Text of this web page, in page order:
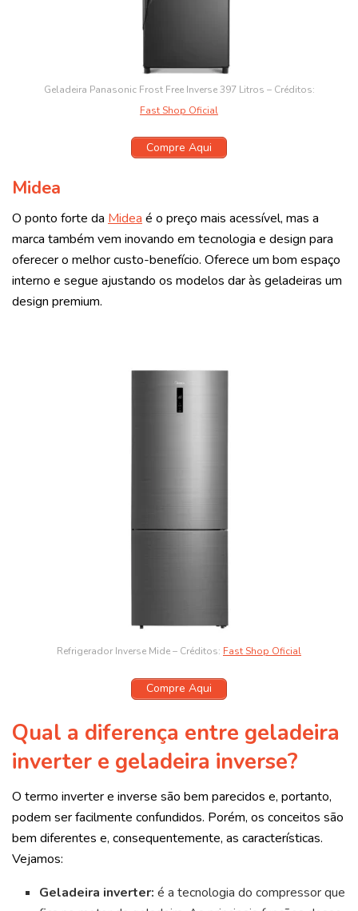
Geladeira Panasonic Frost Free Inverse 397 Litros – Créditos:
Fast Shop Oficial
Compre Aqui
Midea
O ponto forte da Mideaé o preço mais acessível, mas a
marca também vem inovando em tecnologia e design para
oferecer o melhor custo-benefício. Oferece um bom espaço
interno e segue ajustando os modelos dar às geladeiras um
design premium.
Refrigerador Inverse Mide – Créditos: Fast Shop Oficial
Compre Aqui
Qual a diferença entre geladeira
inverter e geladeira inverse?
O termo inverter e inverse são bem parecidos e, portanto,
podem ser facilmente confundidos. Porém, os conceitos são
bem diferentes e, consequentemente, as características.
Vejamos:
Geladeira inverter: é a tecnologia do compressor que